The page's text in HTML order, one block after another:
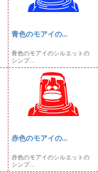
青色のモアイの...
青色のモアイのシルエットの
シンプ...
赤色のモアイの...
赤色のモアイのシルエットの
シンプ...